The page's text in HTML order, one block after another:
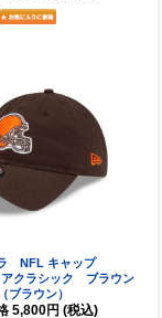
NFL キャップ
クラシック ブラウン
ブラウン）
5,800円 (税込)